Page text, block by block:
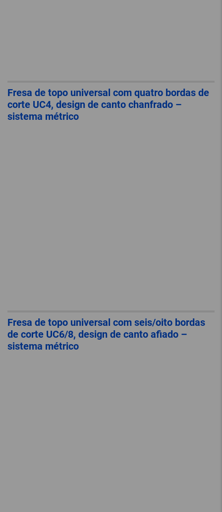
Fresa de topo universal com quatro bordas de
corte UC4, design de canto chanfrado –
sistema métrico
Fresa de topo universal com seis/oito bordas
de corte UC6/8, design de canto afiado –
sistema métrico